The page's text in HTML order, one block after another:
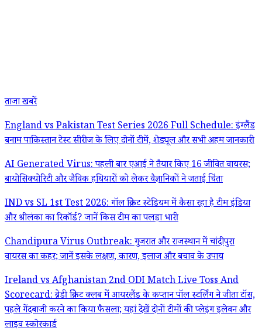
ताजा खबरें
England vs Pakistan Test Series 2026 Full Schedule: इंग्लैंड
बनाम पाकिस्तान टेस्ट सीरीज के लिए दोनों टीमें, शेड्यूल और सभी अहम जानकारी
AI Generated Virus: पहली बार एआई ने तैयार किए 16 जीवित वायरस;
बायोसिक्योरिटी और जैविक हथियारों को लेकर वैज्ञानिकों ने जताई चिंता
IND vs SL 1st Test 2026: गॉल क्रिकेट स्टेडियम में कैसा रहा है टीम इंडिया
और श्रीलंका का रिकॉर्ड? जानें किस टीम का पलड़ा भारी
Chandipura Virus Outbreak: गुजरात और राजस्थान में चांदीपुरा
वायरस का कहर; जानें इसके लक्षण, कारण, इलाज और बचाव के उपाय
Ireland vs Afghanistan 2nd ODI Match Live Toss And
Scorecard: ब्रेडी क्रिकेट क्लब में आयरलैंड के कप्तान पॉल स्टर्लिंग ने जीता टॉस,
पहले गेंदबाजी करने का किया फैसला; यहां देखें दोनों टीमों की प्लेइंग इलेवन और
लाइव स्कोरकार्ड